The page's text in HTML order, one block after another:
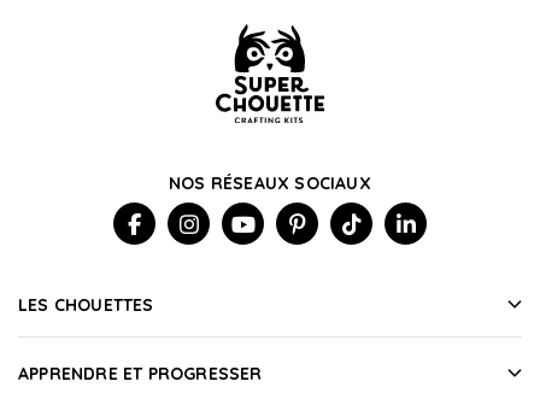
NOS RÉSEAUX SOCIAUX
LES CHOUETTES
APPRENDRE ET PROGRESSER